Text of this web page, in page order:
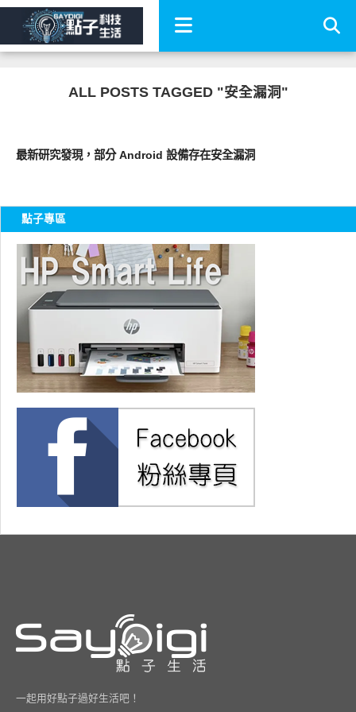
ALL POSTS TAGGED "安全漏洞"
最新研究發現，部分 Android 設備存在安全漏洞
點子專區
一起用好點子過好生活吧！